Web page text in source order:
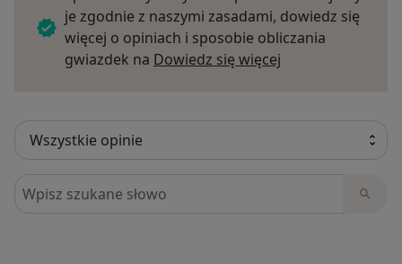
je zgodnie z naszymi zasadami, dowiedz się
więcej o opiniach i sposobie obliczania
gwiazdek na Dowiedz się więcej
Szukaj w opiniach